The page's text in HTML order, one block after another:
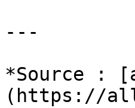
---
*Source :
(https://